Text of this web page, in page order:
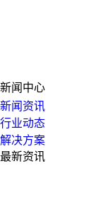
新闻中心
新闻资讯
行业动态
解决方案
最新资讯